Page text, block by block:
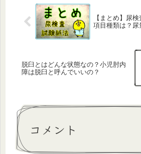
【まとめ】尿
項目種類は？尿
脱臼とはどんな状態なの？小児肘内
障は脱臼と呼んでいいの？
コメント